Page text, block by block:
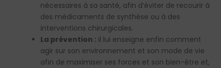
nécessaires à sa santé, afin d’éviter de recourir à
des médicaments de synthèse ou à des
interventions chirurgicales.
La prévention : il lui enseigne enfin comment
agir sur son environnement et son mode de vie
afin de maximiser ses forces et son bien-être et,